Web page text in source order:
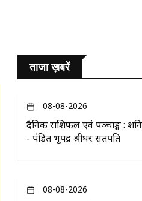
ताजा ख़बरें
08-08-2026
दैनिक राशिफल एवं पञ्चाङ्ग :
- पंडित भूपेंद्र श्रीधर सतपति
08-08-2026